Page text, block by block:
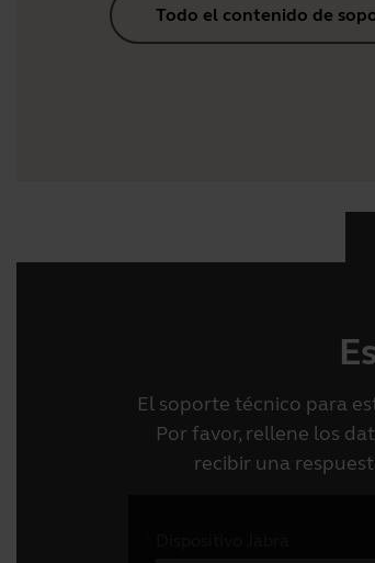
Todo el contenido de
El soporte técnico para
Por favor, rellene los
recibir una